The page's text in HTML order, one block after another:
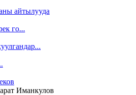
айтылууда
го...
Иманкулов